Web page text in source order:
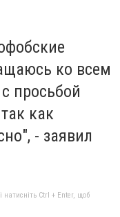
ко всем
просьбой
как
- заявил
натисніть Ctrl + Enter, щоб